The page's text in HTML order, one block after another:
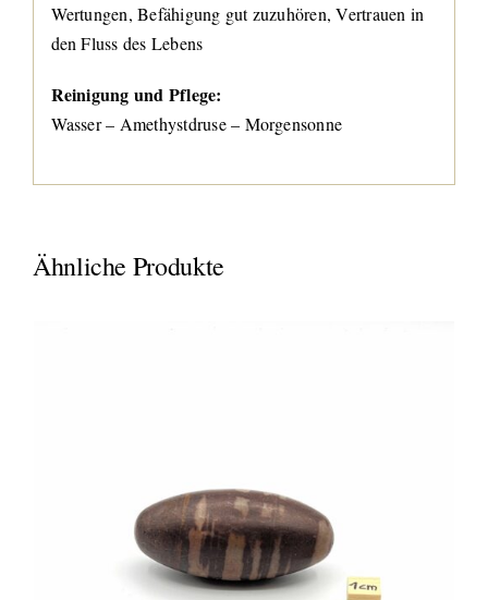
Wertungen, Befähigung gut zuzuhören, Vertrauen in
den Fluss des Lebens
Reinigung und Pflege:
Wasser – Amethystdruse – Morgensonne
Ähnliche Produkte